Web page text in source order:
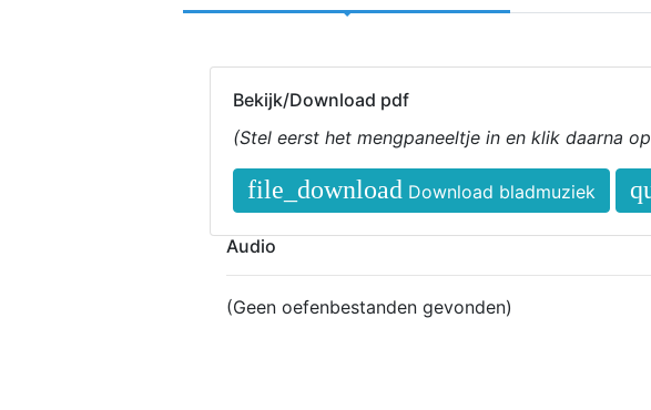
Bekijk/Download pdf
(Stel eerst het mengpaneeltje in en klik daarna
file_download Download bladmuziek